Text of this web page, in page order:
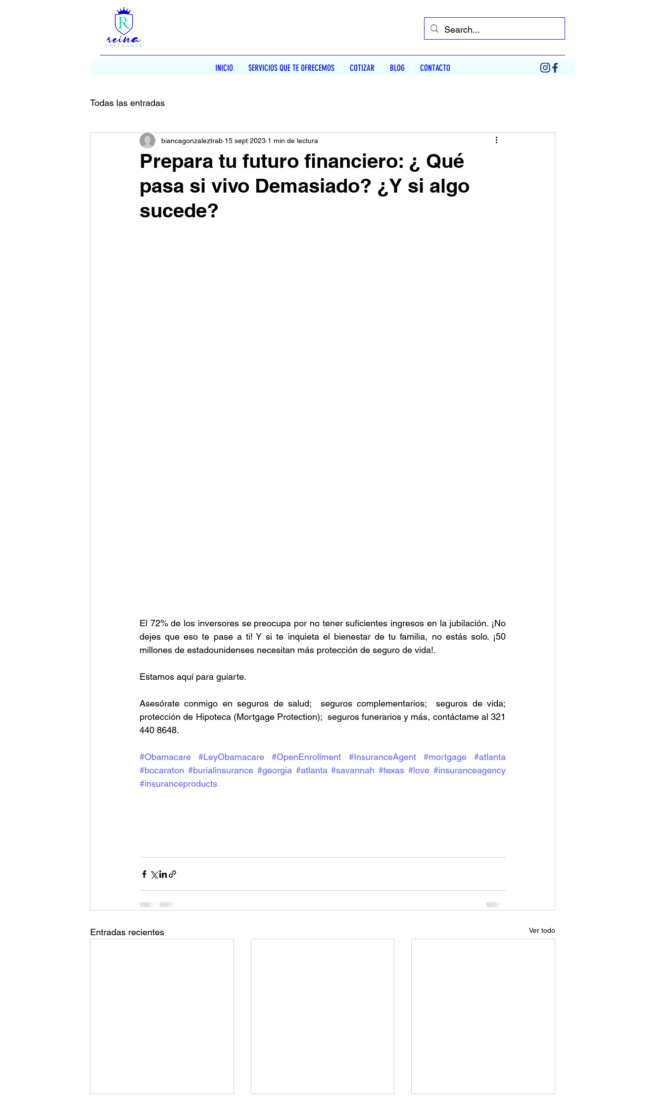
INICIO SERVICIOS QUE TE OFRECEMOS COTIZAR BLOG CONTACTO
Todas las entradas
Prepara tu futuro financiero: ¿ Qué
pasa si vivo Demasiado? ¿Y si algo
sucede?
biancagonzaleztrab 15 sept 2023 1 min de lectura
El 72% de los inversores se preocupa por no tener suficientes ingresos en la jubilación. ¡No
dejes que eso te pase a ti! Y si te inquieta el bienestar de tu familia, no estás solo. ¡50
millones de estadounidenses necesitan más protección de seguro de vida!.
Estamos aquí para guiarte.
Asesórate conmigo en seguros de salud;  seguros complementarios;  seguros de vida;
protección de Hipoteca (Mortgage Protection);  seguros funerarios y más, contáctame al 321
440 8648.
#Obamacare #LeyObamacare #OpenEnrollment #InsuranceAgent #mortgage
#atlanta
#bocaraton #burialinsurance #georgia #atlanta #savannah #texas #love #insuranceagency
#insuranceproducts
Entradas recientes Ver todo